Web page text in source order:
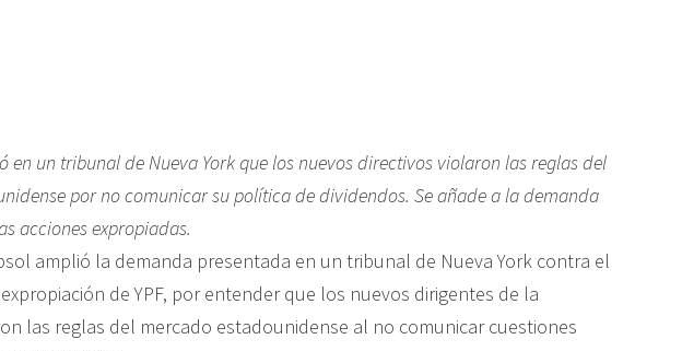
en un tribunal de Nueva York que los nuevos directivos violaron las reglas del
por no comunicar su política de dividendos. Se añade a la demanda
acciones expropiadas.
amplió la demanda presentada en un tribunal de Nueva York contra el
de YPF, por entender que los nuevos dirigentes de la
las reglas del mercado estadounidense al no comunicar cuestiones